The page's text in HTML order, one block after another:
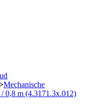
Mechanische
0,8 m (4.3171.3x.012)